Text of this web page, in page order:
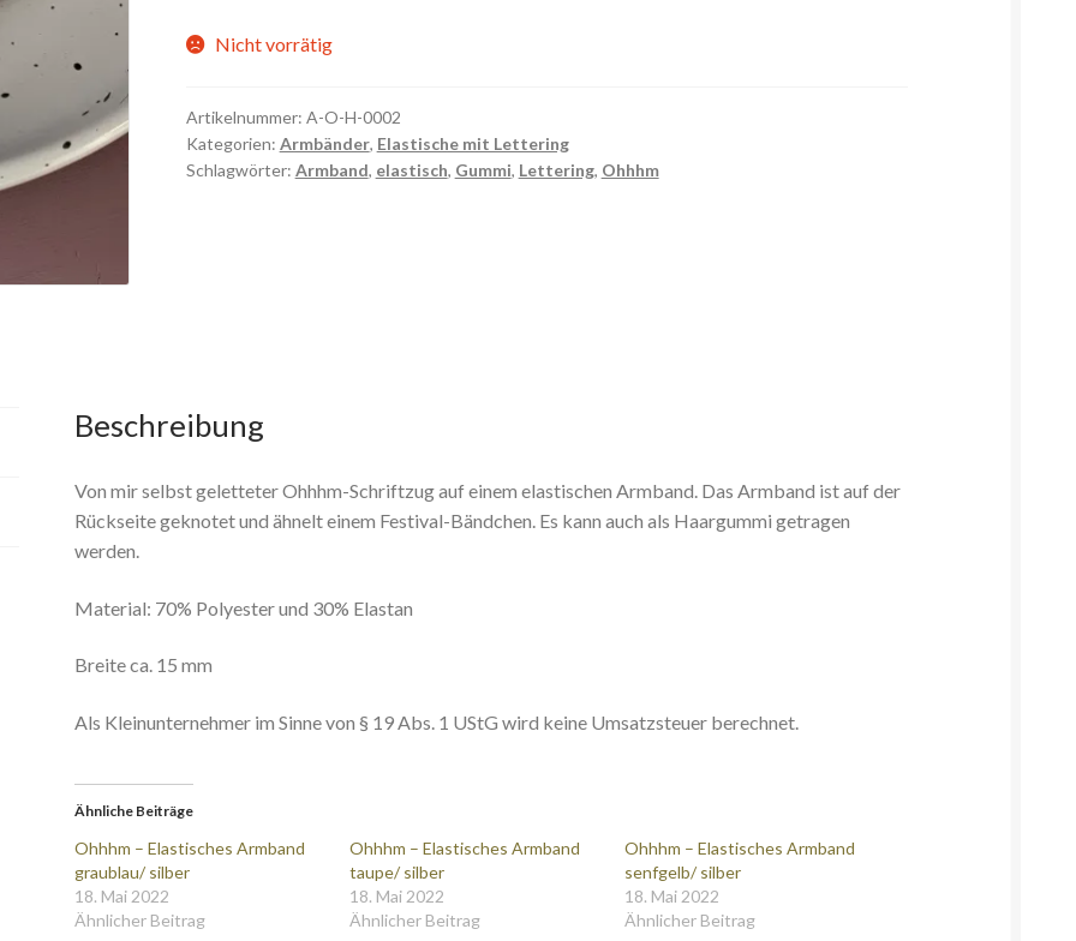
Nicht vorrätig
Artikelnummer: A-O-H-0002
Kategorien: Armbänder, Elastische mit Lettering
Schlagwörter: Armband, elastisch, Gummi, Lettering, Ohhhm
Beschreibung
Von mir selbst geletteter Ohhhm-Schriftzug auf einem elastischen Armband. Das Armband ist auf der
Rückseite geknotet und ähnelt einem Festival-Bändchen. Es kann auch als Haargummi getragen
werden.
Material: 70% Polyester und 30% Elastan
Breite ca. 15 mm
Als Kleinunternehmer im Sinne von § 19 Abs. 1 UStG wird keine Umsatzsteuer berechnet.
Ähnliche Beiträge
Ohhhm – Elastisches Armband
graublau/ silber
18. Mai 2022
Ähnlicher Beitrag
Ohhhm – Elastisches Armband
taupe/ silber
18. Mai 2022
Ähnlicher Beitrag
Ohhhm – Elastisches Armband
senfgelb/ silber
18. Mai 2022
Ähnlicher Beitrag